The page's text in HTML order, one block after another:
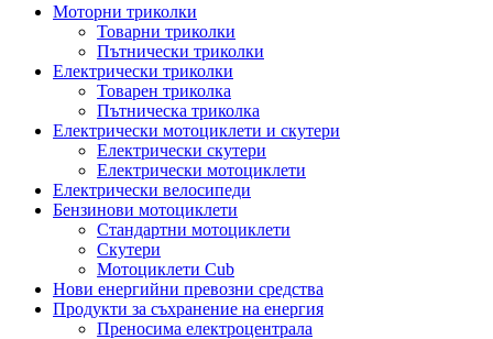
Моторни триколки
Товарни триколки
Пътнически триколки
Електрически триколки
Товарен триколка
Пътническа триколка
Електрически мотоциклети и скутери
Електрически скутери
Електрически мотоциклети
Електрически велосипеди
Бензинови мотоциклети
Стандартни мотоциклети
Скутери
Мотоциклети Cub
Нови енергийни превозни средства
Продукти за съхранение на енергия
Преносима електроцентрала